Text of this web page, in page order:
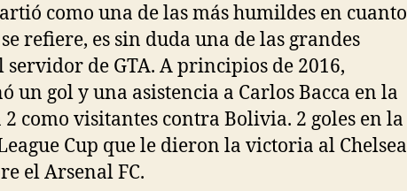
como una de las más humildes en cuanto
refiere, es sin duda una de las grandes
servidor de GTA. A principios de 2016,
un gol y una asistencia a Carlos Bacca en la
como visitantes contra Bolivia. 2 goles en la
Cup que le dieron la victoria al Chelsea
el Arsenal FC.